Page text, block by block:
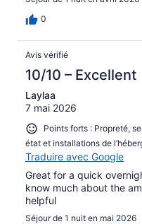
0
Avis vérifié
10/10 – Excellent
Laylaa
7 mai 2026
Points forts : Propreté,
état et installations de
Traduire avec Google
Great for a quick
know much about the
helpful
Séjour de 1 nuit en mai 2026